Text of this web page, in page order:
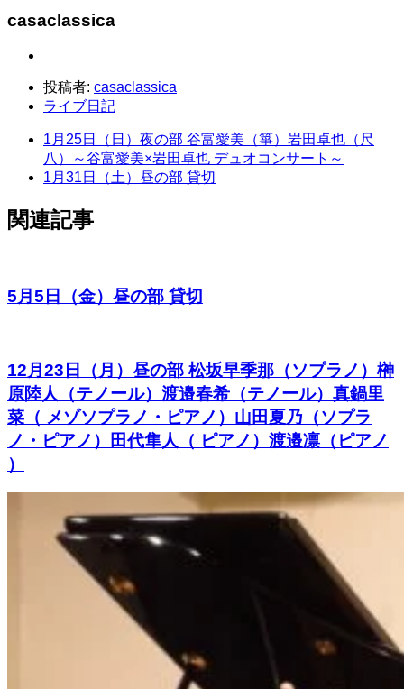
casaclassica
投稿者: casaclassica
ライブ日記
1月25日（日）夜の部 谷富愛美（箏）岩田卓也（尺
八）～谷富愛美×岩田卓也 デュオコンサート～
1月31日（土）昼の部 貸切
関連記事
5月5日（金）昼の部 貸切
12月23日（月）昼の部 松坂早季那（ソプラノ）榊
原陸人（テノール）渡邉春希（テノール）真鍋里
菜（ メゾソプラノ・ピアノ）山田夏乃（ソプラ
ノ・ピアノ）田代隼人（ ピアノ）渡邉凛（ピアノ
）